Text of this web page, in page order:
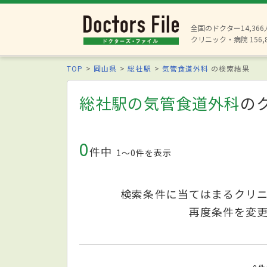
全国のドクター14,366
クリニック・病院
TOP 岡山県 総社駅 気管食道外科 の検索結果
総社駅の気管食道外科の
0件中 1〜0件を表示
検索条件に当てはまるクリ
再度条件を変